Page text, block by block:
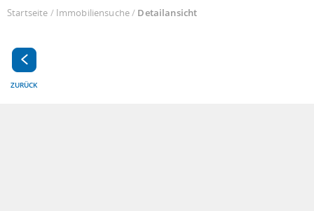
Startseite / Immobiliensuche/ Detailansicht
ZURÜCK